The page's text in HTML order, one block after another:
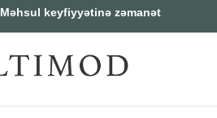
Məhsul keyfiyyətinə zəmanət